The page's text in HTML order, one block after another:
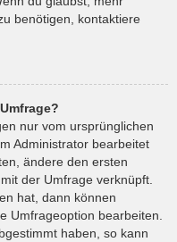
benötigen, kontaktiere
nur vom ursprünglichen
Administrator bearbeitet
ändere den ersten
der Umfrage verknüpft.
hat, dann können
Umfrageoption bearbeiten.
haben, so kann